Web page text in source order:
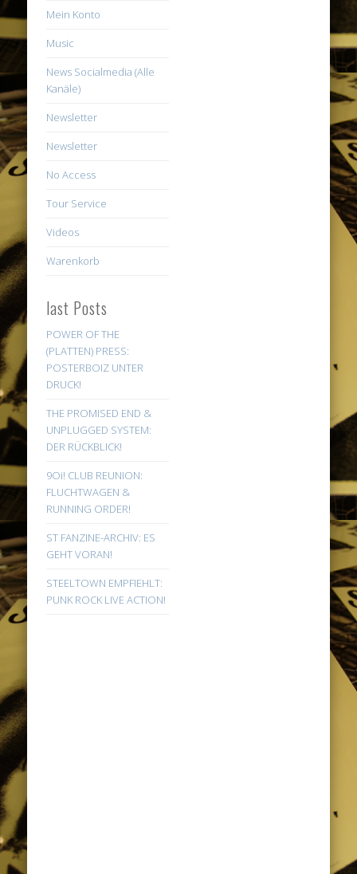
Mein Konto
Music
News Socialmedia (Alle
Kanäle)
Newsletter
Newsletter
No Access
Tour Service
Videos
Warenkorb
last Posts
POWER OF THE
(PLATTEN) PRESS:
POSTERBOIZ UNTER
DRUCK!
THE PROMISED END &
UNPLUGGED SYSTEM:
DER RÜCKBLICK!
9Oi! CLUB REUNION:
FLUCHTWAGEN &
RUNNING ORDER!
ST FANZINE-ARCHIV: ES
GEHT VORAN!
STEELTOWN EMPFIEHLT:
PUNK ROCK LIVE ACTION!